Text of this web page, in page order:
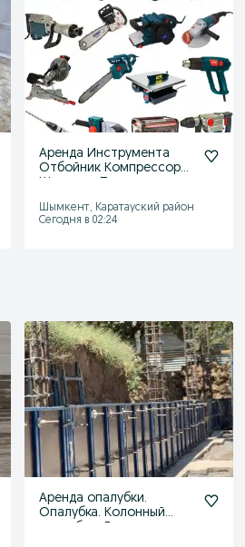
Аренда Инструмента
Отбойник Компрессор
Шымкент, Каратауский район
Сегодня в 02:24
Аренда опалубки.
Опалубка. Колонный